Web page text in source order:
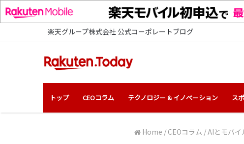
楽天グループ株式会社 公式コーポレートブログ
トップ CEOコラム テクノロジー & イノベーション ス
Home / CEOコラム /AIとモバ